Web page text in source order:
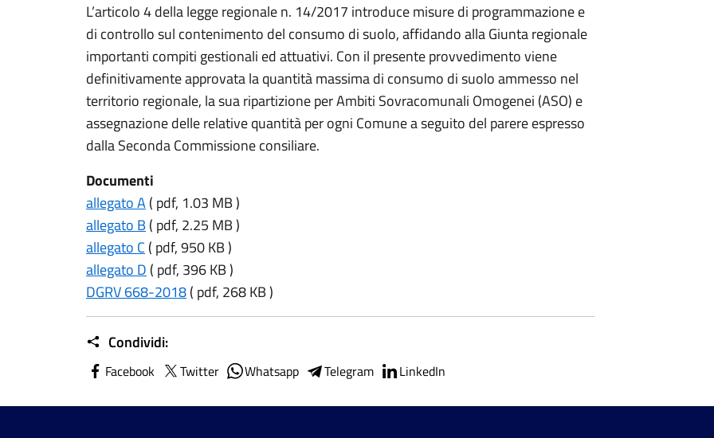
L’articolo 4 della legge regionale n. 14/2017 introduce misure di programmazione e
di controllo sul contenimento del consumo di suolo, affidando alla Giunta regionale
importanti compiti gestionali ed attuativi. Con il presente provvedimento viene
definitivamente approvata la quantità massima di consumo di suolo ammesso nel
territorio regionale, la sua ripartizione per Ambiti Sovracomunali Omogenei (ASO) e
assegnazione delle relative quantità per ogni Comune a seguito del parere espresso
dalla Seconda Commissione consiliare.
Documenti
allegato A( pdf, 1.03 MB )
allegato B( pdf, 2.25 MB )
allegato C ( pdf, 950 KB )
allegato D ( pdf, 396 KB )
DGRV 668-2018( pdf, 268 KB )
Condividi:
Facebook Twitter Whatsapp Telegram LinkedIn